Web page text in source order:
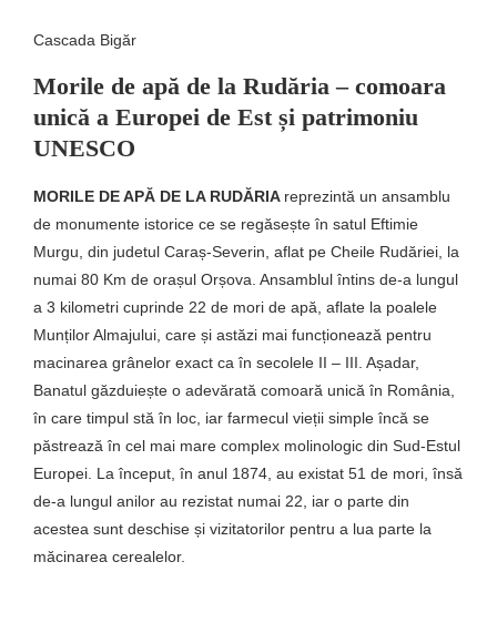
Cascada Bigăr
Morile de apă de la Rudăria – comoara
unică a Europei de Est și patrimoniu
UNESCO
MORILE DE APĂ DE LA RUDĂRIA reprezintă un ansamblu
de monumente istorice ce se regăsește în satul Eftimie
Murgu, din judetul Caraș-Severin, aflat pe Cheile Rudăriei, la
numai 80 Km de orașul Orșova. Ansamblul întins de-a lungul
a 3 kilometri cuprinde 22 de mori de apă, aflate la poalele
Munților Almajului, care și astăzi mai funcționează pentru
macinarea grânelor exact ca în secolele II – III. Așadar,
Banatul găzduiește o adevărată comoară unică în România,
în care timpul stă în loc, iar farmecul vieții simple încă se
păstrează în cel mai mare complex molinologic din Sud-Estul
Europei. La început, în anul 1874, au existat 51 de mori, însă
de-a lungul anilor au rezistat numai 22, iar o parte din
acestea sunt deschise și vizitatorilor pentru a lua parte la
măcinarea cerealelor.